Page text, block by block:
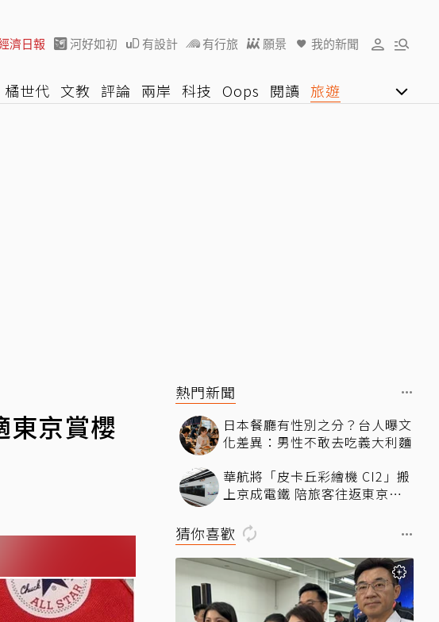
濟日報 河好如初 有設計 有行旅 願景 我的新聞
橘世代 文教 評論 兩岸 科技 Oops 閱讀 旅遊
東京賞櫻
熱門新聞
日本餐廳有性別之分？台人曝文
化差異：男性不敢去吃義大利麵
華航將「皮卡丘彩繪機 CI2」搬
上京成電鐵 陪旅客往返東京成
猜你喜歡